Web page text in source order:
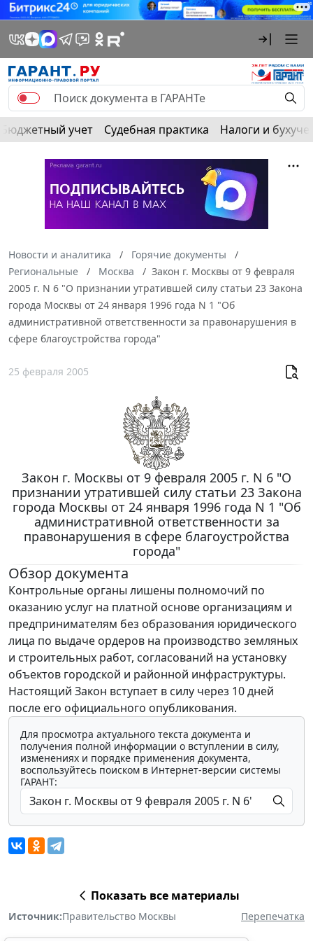
Бюджетный учет Судебная практика Налоги и
Новости и аналитика
Горячие документы
Региональные
Москва
Закон г. Москвы от 9 февраля
2005 г. N 6 "О признании утратившей силу статьи 23 Закона
города Москвы от 24 января 1996 года N 1 "Об
административной ответственности за правонарушения в
сфере благоустройства города"
25 февраля 2005
Закон г. Москвы от 9 февраля 2005 г. N 6 "О
признании утратившей силу статьи 23 Закона
города Москвы от 24 января 1996 года N 1 "Об
административной ответственности за
правонарушения в сфере благоустройства
города"
Обзор документа
Контрольные органы лишены полномочий по
оказанию услуг на платной основе организациям и
предпринимателям без образования юридического
лица по выдаче ордеров на производство земляных
и строительных работ, согласований на установку
объектов городской и районной инфраструктуры.
Настоящий Закон вступает в силу через 10 дней
после его официального опубликования.
Для просмотра актуального текста документа и
получения полной информации о вступлении в силу,
изменениях и порядке применения документа,
воспользуйтесь поиском в Интернет-версии системы
ГАРАНТ:
Показать все материалы
Источник:Правительство Москвы Перепечатка